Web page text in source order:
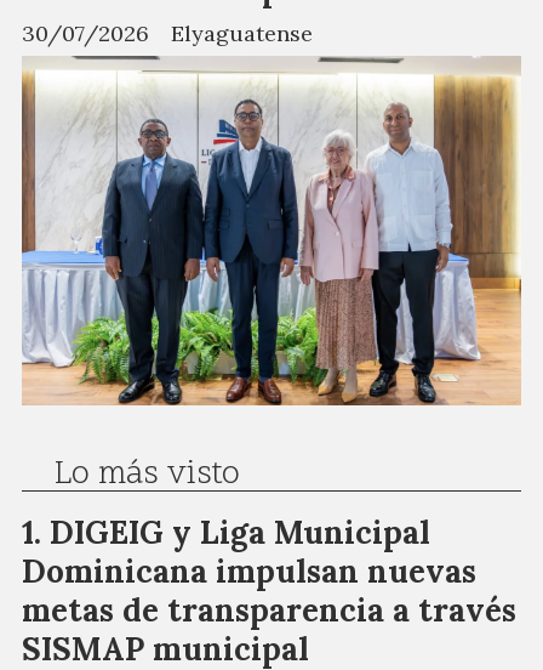
Elyaguatense
30/07/2026
Lo más visto
DIGEIG y Liga Municipal
Dominicana impulsan nuevas
metas de transparencia a través
SISMAP municipal